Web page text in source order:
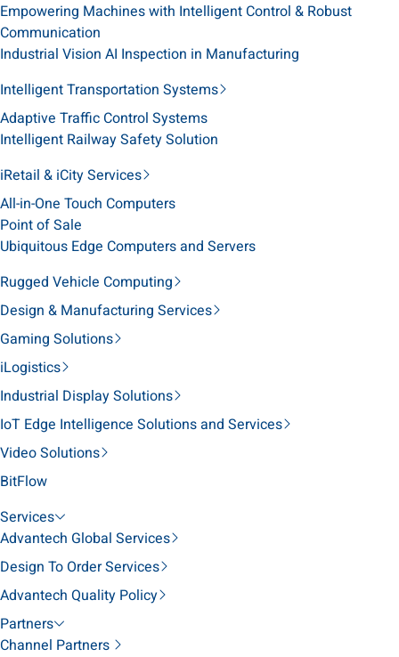
Empowering Machines with Intelligent Control & Robust
Communication
Industrial Vision AI Inspection in Manufacturing
Intelligent Transportation Systems
Adaptive Traffic Control Systems
Intelligent Railway Safety Solution
iRetail & iCity Services
All-in-One Touch Computers
Point of Sale
Ubiquitous Edge Computers and Servers
Rugged Vehicle Computing
Design & Manufacturing Services
Gaming Solutions
iLogistics
Industrial Display Solutions
IoT Edge Intelligence Solutions and Services
Video Solutions
BitFlow
Services
Advantech Global Services
Design To Order Services
Advantech Quality Policy
Partners
Channel Partners